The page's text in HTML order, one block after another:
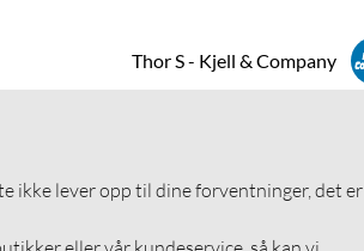
Thor S - Kjell & Company
ikke lever opp til dine forventninger, det er